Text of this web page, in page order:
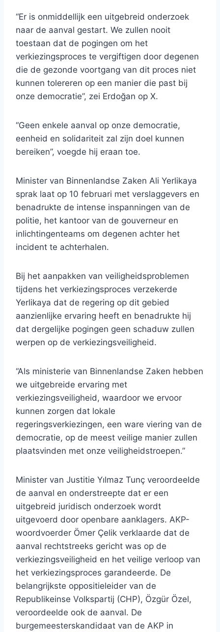
“Er is onmiddellijk een uitgebreid onderzoek
naar de aanval gestart. We zullen nooit
toestaan ​​dat de pogingen om het
verkiezingsproces te vergiftigen door degenen
die de gezonde voortgang van dit proces niet
kunnen tolereren op een manier die past bij
onze democratie”, zei Erdoğan op X.
“Geen enkele aanval op onze democratie,
eenheid en solidariteit zal zijn doel kunnen
bereiken”, voegde hij eraan toe.
Minister van Binnenlandse Zaken Ali Yerlikaya
sprak laat op 10 februari met verslaggevers en
benadrukte de intense inspanningen van de
politie, het kantoor van de gouverneur en
inlichtingenteams om degenen achter het
incident te achterhalen.
Bij het aanpakken van veiligheidsproblemen
tijdens het verkiezingsproces verzekerde
Yerlikaya dat de regering op dit gebied
aanzienlijke ervaring heeft en benadrukte hij
dat dergelijke pogingen geen schaduw zullen
werpen op de verkiezingsveiligheid.
“Als ministerie van Binnenlandse Zaken hebben
we uitgebreide ervaring met
verkiezingsveiligheid, waardoor we ervoor
kunnen zorgen dat lokale
regeringsverkiezingen, een ware viering van de
democratie, op de meest veilige manier zullen
plaatsvinden met onze veiligheidstroepen.”
Minister van Justitie Yılmaz Tunç veroordeelde
de aanval en onderstreepte dat er een
uitgebreid juridisch onderzoek wordt
uitgevoerd door openbare aanklagers. AKP-
woordvoerder Ömer Çelik verklaarde dat de
aanval rechtstreeks gericht was op de
verkiezingsveiligheid en het veilige verloop van
het verkiezingsproces garandeerde. De
belangrijkste oppositieleider van de
Republikeinse Volkspartij (CHP), Özgür Özel,
veroordeelde ook de aanval. De
burgemeesterskandidaat van de AKP in